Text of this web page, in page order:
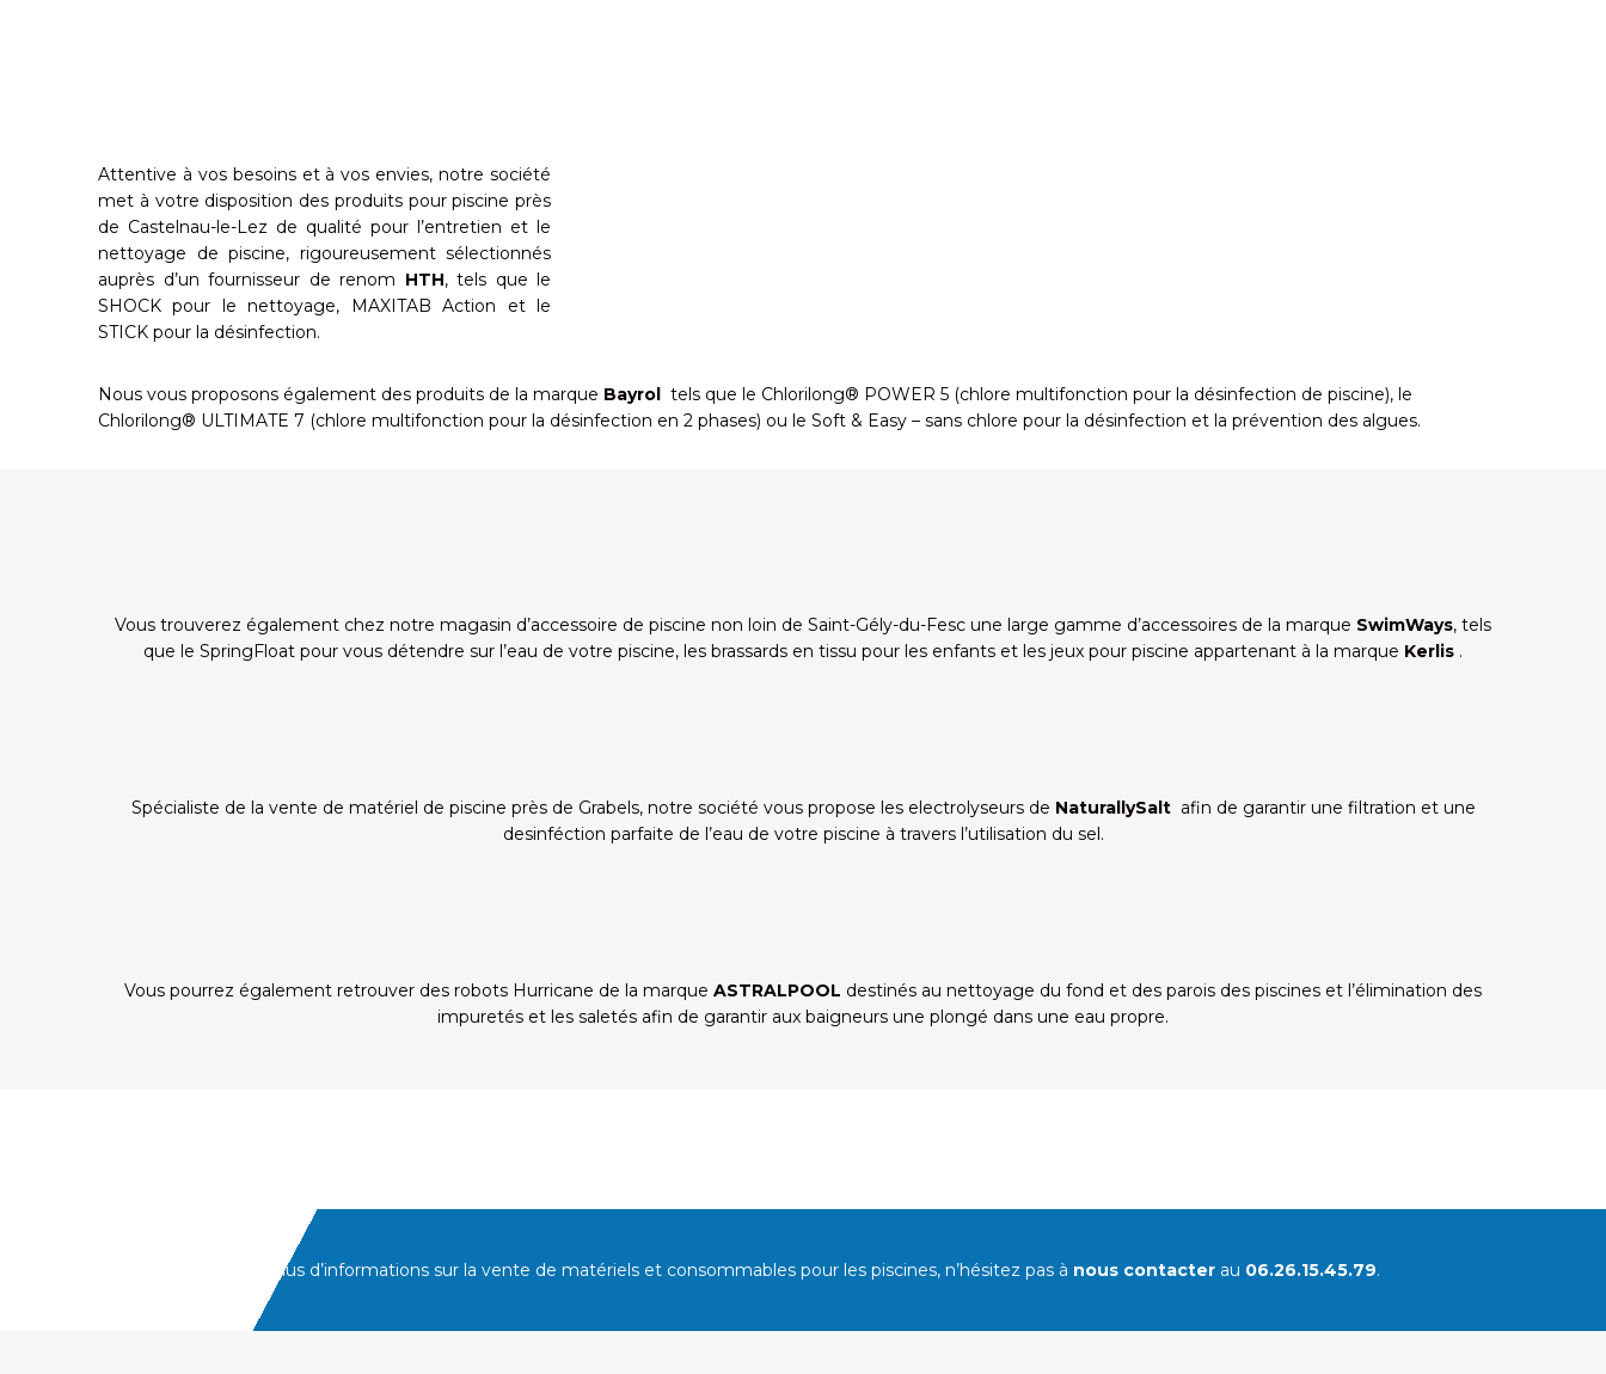
Attentive à vos besoins et à vos envies, notre société
met à votre disposition des produits pour piscine près
de Castelnau-le-Lez de qualité pour l’entretien et le
nettoyage de piscine, rigoureusement sélectionnés
auprès d’un fournisseur de renom HTH, tels que le
SHOCK pour le nettoyage, MAXITAB Action et le
STICK pour la désinfection.
Nous vous proposons également des produits de la marque Bayrol tels que le Chlorilong® POWER 5 (chlore multifonction pour la désinfection de piscine), le
Chlorilong® ULTIMATE 7 (chlore multifonction pour la désinfection en 2 phases) ou le Soft & Easy – sans chlore pour la désinfection et la prévention des algues.
Vous trouverez également chez notre magasin d’accessoire de piscine non loin de Saint-Gély-du-Fesc une large gamme d’accessoires de la marque SwimWays, tels
que le SpringFloat pour vous détendre sur l’eau de votre piscine, les brassards en tissu pour les enfants et les jeux pour piscine appartenant à la marque Kerlis .
Spécialiste de la vente de matériel de piscine près de Grabels, notre société vous propose les electrolyseurs de NaturallySalt afin de garantir une filtration et une
desinféction parfaite de l’eau de votre piscine à travers l’utilisation du sel.
Vous pourrez également retrouver des robots Hurricane de la marque ASTRALPOOL destinés au nettoyage du fond et des parois des piscines et l’élimination des
impuretés et les saletés afin de garantir aux baigneurs une plongé dans une eau propre.
Pour plus d’informations sur la vente de matériels et consommables pour les piscines, n’hésitez pas à nous contacter au 06.26.15.45.79.